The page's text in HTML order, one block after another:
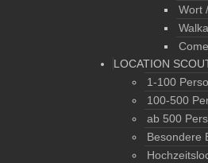
Wort
LOCATION
1-100
100-500
ab 500
Besondere